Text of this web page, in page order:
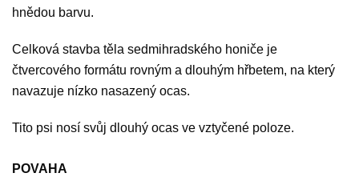
hnědou barvu.
Celková stavba těla sedmihradského honiče je
čtvercového formátu rovným a dlouhým hřbetem, na který
navazuje nízko nasazený ocas.
Tito psi nosí svůj dlouhý ocas ve vztyčené poloze.
POVAHA